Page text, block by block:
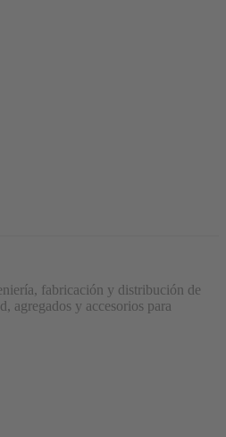
fabricación y distribución de
agregados y accesorios para